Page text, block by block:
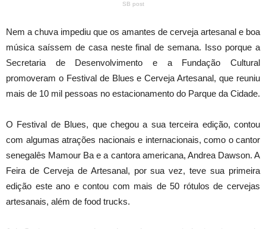
SB post
Nem a chuva impediu que os amantes de cerveja artesanal e boa
música saíssem de casa neste final de semana. Isso porque a
Secretaria de Desenvolvimento e a Fundação Cultural
promoveram o Festival de Blues e Cerveja Artesanal, que reuniu
mais de 10 mil pessoas no estacionamento do Parque da Cidade.
O Festival de Blues, que chegou a sua terceira edição, contou
com algumas atrações nacionais e internacionais, como o cantor
senegalês Mamour Ba e a cantora americana, Andrea Dawson. A
Feira de Cerveja de Artesanal, por sua vez, teve sua primeira
edição este ano e contou com mais de 50 rótulos de cervejas
artesanais, além de food trucks.